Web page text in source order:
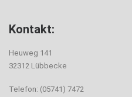
Kontakt:
Heuweg 141
32312 Lübbecke
Telefon: (05741) 7472